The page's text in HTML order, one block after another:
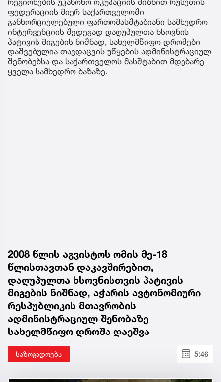
ფედერაციის მიერ საქართველოში
განხორციელებული ფართომასშტაბიანი სამხედრო
ინტერვენციის შედეგად დაღუპულთა ხსოვნის
პატივის მიგების ნიშნად, სახელმწიფო დროშები
დაშვებულია თავდაცვის უწყების ადმინისტრაციულ
შენობებსა და საქართველოს მასშტაბით მდებარე
ყველა სამხედრო ბაზაზე.
2008 წლის აგვისტოს ომის მე-18
წლისთავთან დაკავშირებით,
დაღუპულთა ხსოვნისთვის პატივის
მიგების ნიშნად, აჭარის ავტონომიური
რესპუბლიკის მთავრობის
ადმინისტრაციულ შენობაზე
სახელმწიფო დროშა დაეშვა
საზოგადოება 5:46